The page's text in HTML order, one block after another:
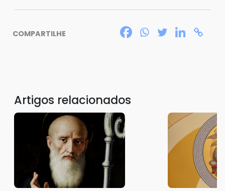
COMPARTILHE
Artigos relacionados